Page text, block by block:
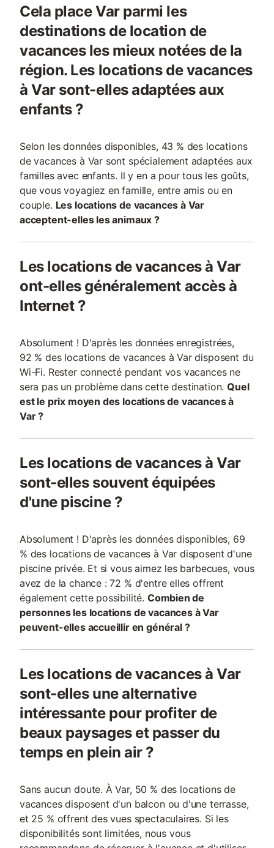
Cela place Var parmi les
destinations de location de
vacances les mieux notées de la
région. Les locations de vacances
à Var sont-elles adaptées aux
enfants ?
Selon les données disponibles, 43 % des locations
de vacances à Var sont spécialement adaptées aux
familles avec enfants. Il y en a pour tous les goûts,
que vous voyagiez en famille, entre amis ou en
couple. Les locations de vacances à Var
acceptent-elles les animaux ?
Les locations de vacances à Var
ont-elles généralement accès à
Internet ?
Absolument ! D'après les données enregistrées,
92 % des locations de vacances à Var disposent du
Wi-Fi. Rester connecté pendant vos vacances ne
sera pas un problème dans cette destination.Quel
est le prix moyen des locations de vacances à
Var ?
Les locations de vacances à Var
sont-elles souvent équipées
d'une piscine ?
Absolument ! D'après les données disponibles, 69
% des locations de vacances à Var disposent d'une
piscine privée. Et si vous aimez les barbecues, vous
avez de la chance : 72 % d'entre elles offrent
également cette possibilité. Combien de
personnes les locations de vacances à Var
peuvent-elles accueillir en général ?
Les locations de vacances à Var
sont-elles une alternative
intéressante pour profiter de
beaux paysages et passer du
temps en plein air ?
Sans aucun doute. À Var, 50 % des locations de
vacances disposent d'un balcon ou d'une terrasse,
et 25 % offrent des vues spectaculaires. Si les
disponibilités sont limitées, nous vous